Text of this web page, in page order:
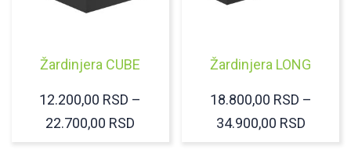
Žardinjera CUBE
12.200,00 RSD –
22.700,00 RSD
Žardinjera LONG
18.800,00 RSD –
34.900,00 RSD